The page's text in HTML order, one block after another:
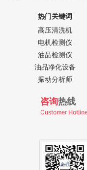
热门关键词
高压清洗机
电机检测仪
油品检测仪
油品净化设备
振动分析师
咨询热线
Customer